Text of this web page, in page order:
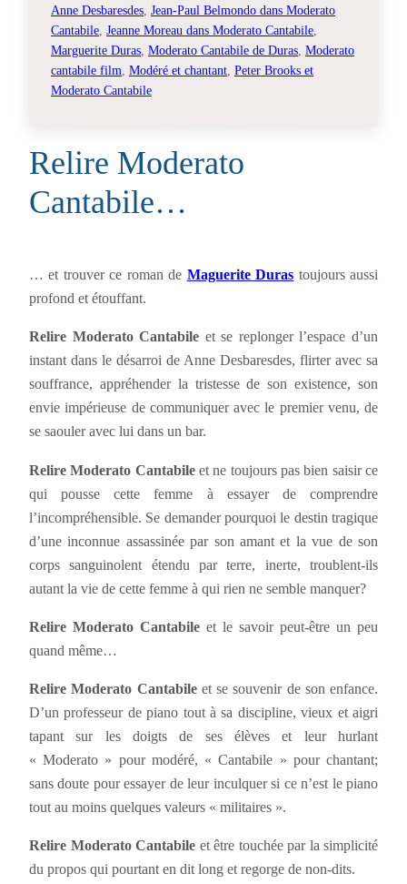
Anne Desbaresdes Jean-Paul Belmondo dans Moderato
Cantabile Jeanne Moreau dans Moderato Cantabile
Marguerite Duras Moderato Cantabile de Duras Moderato
cantabile film Modéré et chantant Peter Brooks et
Moderato Cantabile
Relire Moderato
Cantabile…
… et trouver ce roman de Maguerite Duras toujours aussi
profond et étouffant.
Relire Moderato Cantabile et se replonger l’espace d’un
instant dans le désarroi de Anne Desbaresdes, flirter avec sa
souffrance, appréhender la tristesse de son existence, son
envie impérieuse de communiquer avec le premier venu, de
se saouler avec lui dans un bar.
Relire Moderato Cantabile et ne toujours pas bien saisir ce
qui pousse cette femme à essayer de comprendre
l’incompréhensible. Se demander pourquoi le destin tragique
d’une inconnue assassinée par son amant et la vue de son
corps sanguinolent étendu par terre, inerte, troublent-ils
autant la vie de cette femme à qui rien ne semble manquer?
Relire Moderato Cantabile et le savoir peut-être un peu
quand même…
Relire Moderato Cantabile et se souvenir de son enfance.
D’un professeur de piano tout à sa discipline, vieux et aigri
tapant sur les doigts de ses élèves et leur hurlant
« Moderato » pour modéré, « Cantabile » pour chantant;
sans doute pour essayer de leur inculquer si ce n’est le piano
tout au moins quelques valeurs « militaires ».
Relire Moderato Cantabile et être touchée par la simplicité
du propos qui pourtant en dit long et regorge de non-dits.